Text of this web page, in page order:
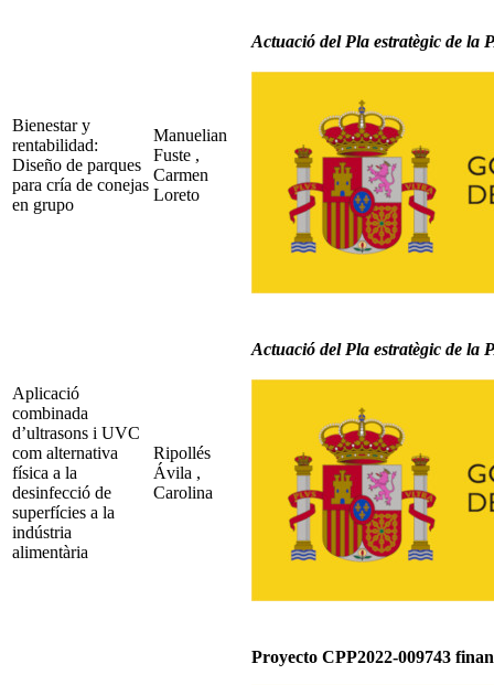
Bienestar y
rentabilidad:
Diseño de parques
para cría de conejas
en grupo
Manuelian
Fuste ,
Carmen
Loreto
Actuació del Pla estratègic de la
Aplicació
combinada
d’ultrasons i UVC
com alternativa
física a la
desinfecció de
superfícies a la
indústria
alimentària
Ripollés
Ávila ,
Carolina
Actuació del Pla estratègic de la
Proyecto CPP2022-009743